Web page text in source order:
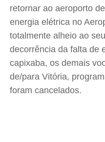
retornar ao aeroporto
energia elétrica no
totalmente alheio ao
decorrência da falta de
capixaba, os demais
de/para Vitória,
foram cancelados.